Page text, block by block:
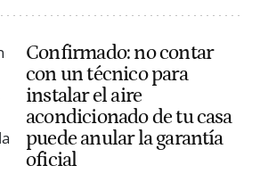
Confirmado: no contar
con un técnico para
instalar el aire
acondicionado de tu casa
puede anular la garantía
oficial